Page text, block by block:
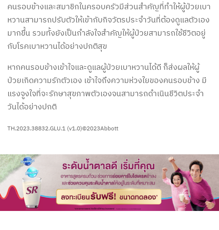
คนรอบข้างและสมาชิกในครอบครัวมีส่วนสำคัญที่ทำให้ผู้ป่วยเบา
หวานสามารถปรับตัวให้เข้ากับกิจวัตรประจำวันที่ต้องดูแลตัวเอง
มากขึ้น รวมทั้งยังเป็นกำลังใจสำคัญให้ผู้ป่วยสามารถใช้ชีวิตอยู่
กับโรคเบาหวานได้อย่างปกติสุข
หากคนรอบข้างเข้าใจและดูแลผู้ป่วยเบาหวานได้ดี ก็ส่งผลให้ผู้
ป่วยเกิดความรักตัวเอง เข้าใจถึงความห่วงใยของคนรอบข้าง มี
แรงจูงใจที่จะรักษาสุขภาพตัวเองจนสามารถดำเนินชีวิตประจำ
วันได้อย่างปกติ
TH.2023.38832.GLU.1 (v1.0)©2023Abbott